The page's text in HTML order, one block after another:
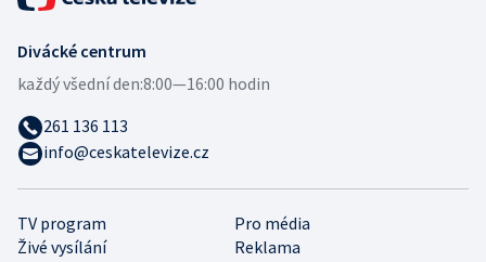
TV program
Pro média
Živé vysílání
Reklama
Divácké centrum
každý všední den:8:00—16:00 hodin
261 136 113
info@ceskatelevize.cz